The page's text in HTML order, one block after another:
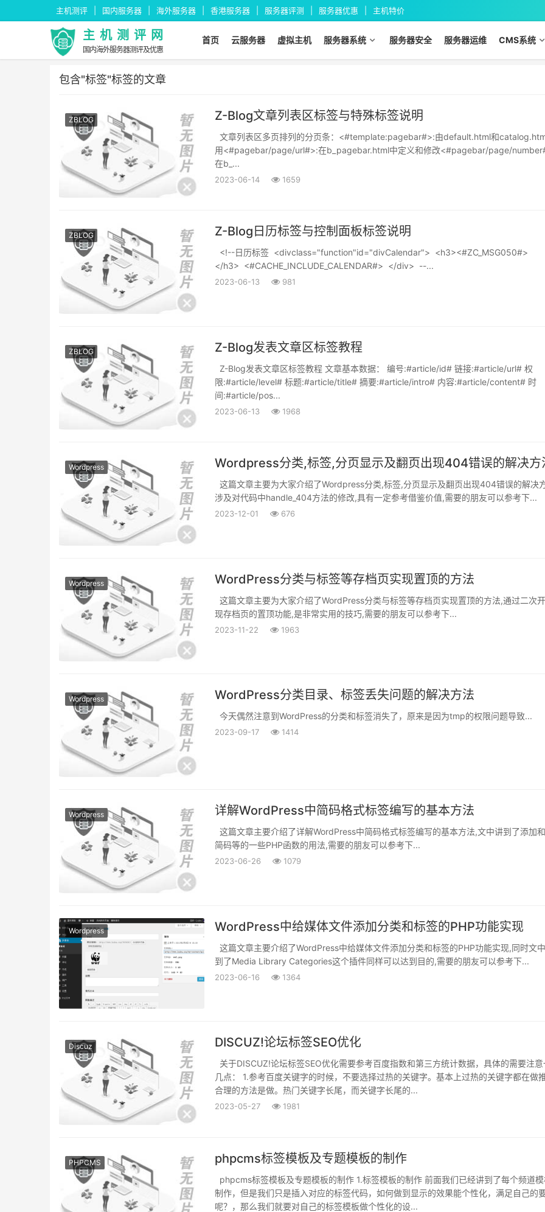
主机测评 国内服务器 海外服务器 香港服务器 服务器评测 服务器优惠 主机特价
主机测评网
国内海外服务器测评及优惠
首页 云服务器 虚拟主机 服务器系统 服务器安全 服务器运维 CMS系统
包含"标签"标签的文章
ZBLOG Z-Blog文章列表区标签与特殊标签说明
文章列表区多页排列的分页条：<#template:pagebar#>:由default.html和
用<#pagebar/page/url#>:在b_pagebar.html中定义和修改<#pagebar/page/
在b_...
2023-06-14 1659
ZBLOG Z-Blog日历标签与控制面板标签说明
<!--日历标签 <divclass="function"id="divCalendar"> <h3><#ZC_MSG050#>
</h3> <#CACHE_INCLUDE_CALENDAR#> </div> --...
2023-06-13 981
ZBLOG Z-Blog发表文章区标签教程
Z-Blog发表文章区标签教程 文章基本数据： 编号:#article/id# 链接:#article/url# 权
限:#article/level# 标题:#article/title# 摘要:#article/intro# 内容:#article/content# 时
间:#article/pos...
2023-06-13 1968
Wordpress Wordpress分类,标签,分页显示及翻页出现404错误的解决方
这篇文章主要为大家介绍了Wordpress分类,标签,分页显示及翻页出现404错误的解决
涉及对代码中handle_404方法的修改,具有一定参考借鉴价值,需要的朋友可以参考下...
2023-12-01 676
Wordpress WordPress分类与标签等存档页实现置顶的方法
这篇文章主要为大家介绍了WordPress分类与标签等存档页实现置顶的方法,通过二次
现存档页的置顶功能,是非常实用的技巧,需要的朋友可以参考下...
2023-11-22 1963
Wordpress WordPress分类目录、标签丢失问题的解决方法
今天偶然注意到WordPress的分类和标签消失了，原来是因为tmp的权限问题导致...
2023-09-17 1414
Wordpress 详解WordPress中简码格式标签编写的基本方法
这篇文章主要介绍了详解WordPress中简码格式标签编写的基本方法,文中讲到了添加
简码等的一些PHP函数的用法,需要的朋友可以参考下...
2023-06-26 1079
Wordpress WordPress中给媒体文件添加分类和标签的PHP功能实现
这篇文章主要介绍了WordPress中给媒体文件添加分类和标签的PHP功能实现,同时文
到了Media Library Categories这个插件同样可以达到目的,需要的朋友可以参考下...
2023-06-16 1364
Discuz DISCUZ!论坛标签SEO优化
关于DISCUZ!论坛标签SEO优化需要参考百度指数和第三方统计数据，具体的需要注意
几点： 1.参考百度关键字的时候，不要选择过热的关键字。基本上过热的关键字都在做推
合理的方法是做。热门关键字长尾，而关键字长尾的...
2023-05-27 1981
PHPCMS phpcms标签模板及专题模板的制作
phpcms标签模板及专题模板的制作 1.标签模板的制作 前面我们已经讲到了每个频道
制作，但是我们只是插入对应的标签代码，如何做到显示的效果能个性化，满足自己的
呢？，那么我们就要对自己的标签模板做个性化的设...